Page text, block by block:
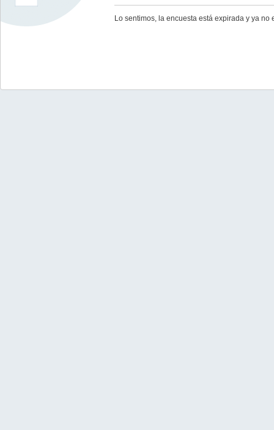
Lo sentimos, la encuesta está expirada y ya no